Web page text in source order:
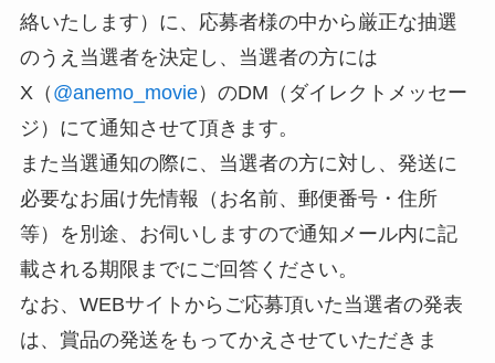
絡いたします）に、応募者様の中から厳正な抽選
のうえ当選者を決定し、当選者の方には
X（ @anemo_movie）のDM（ダイレクトメッセー
ジ）にて通知させて頂きます。
また当選通知の際に、当選者の方に対し、発送に
必要なお届け先情報（お名前、郵便番号・住所
等）を別途、お伺いしますので通知メール内に記
載される期限までにご回答ください。
なお、WEBサイトからご応募頂いた当選者の発表
は、賞品の発送をもってかえさせていただきま